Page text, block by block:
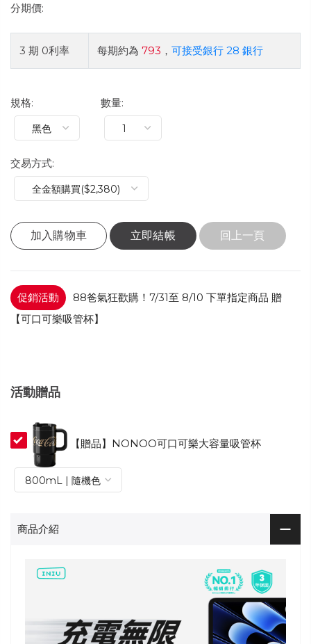
分期價:
3 期 0利率 每期約為 793 ， 可接受銀行 28 銀行
規格: 數量:
交易方式:
加入購物車 立即結帳 回上一頁
促銷活動
88爸氣狂歡購！7/31至 8/10 下單指定商品 贈
【可口可樂吸管杯】
活動贈品
【贈品】NONOO可口可樂大容量吸管杯
商品介紹